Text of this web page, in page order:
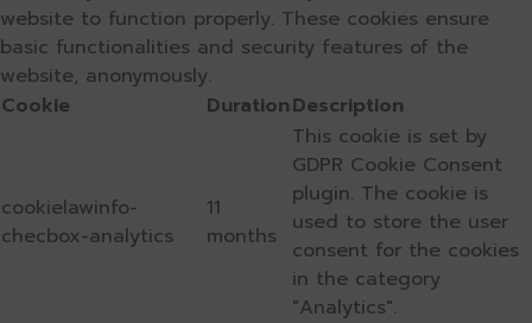
website to function properly. These cookies ensure
basic functionalities and security features of the
website, anonymously.
Cookie
DurationDescription
cookielawinfo-
checbox-analytics
11
months
This cookie is set by
GDPR Cookie Consent
plugin. The cookie is
used to store the user
consent for the cookies
in the category
"Analytics".